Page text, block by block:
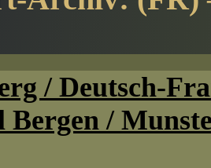
/ Deutsch-
Bergen /